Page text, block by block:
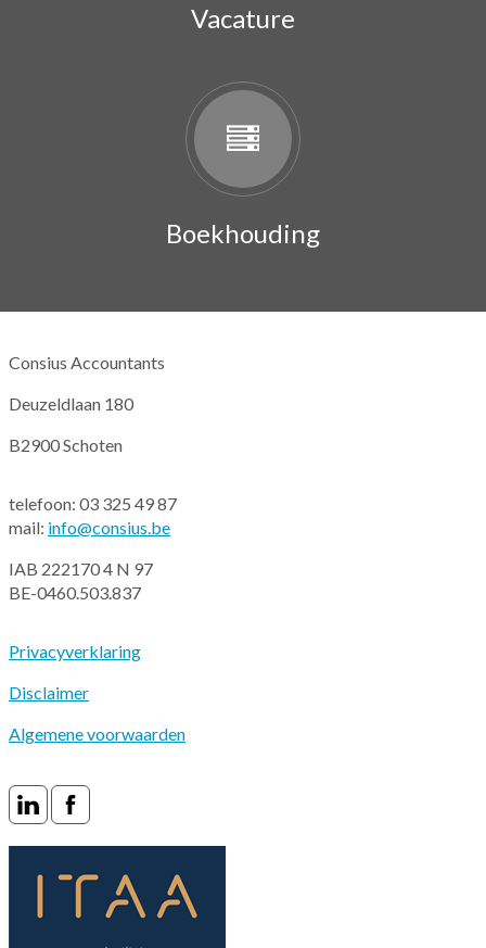
Vacature
Boekhouding
Consius Accountants
Deuzeldlaan 180
B2900 Schoten
telefoon: 03 325 49 87
mail: info@consius.be
IAB 222170 4 N 97
BE-0460.503.837
Privacyverklaring
Disclaimer
Algemene voorwaarden